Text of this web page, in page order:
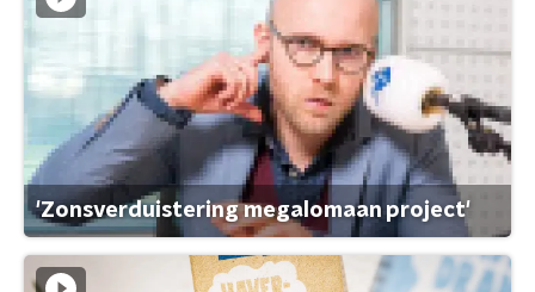
'Zonsverduistering megalomaan project'